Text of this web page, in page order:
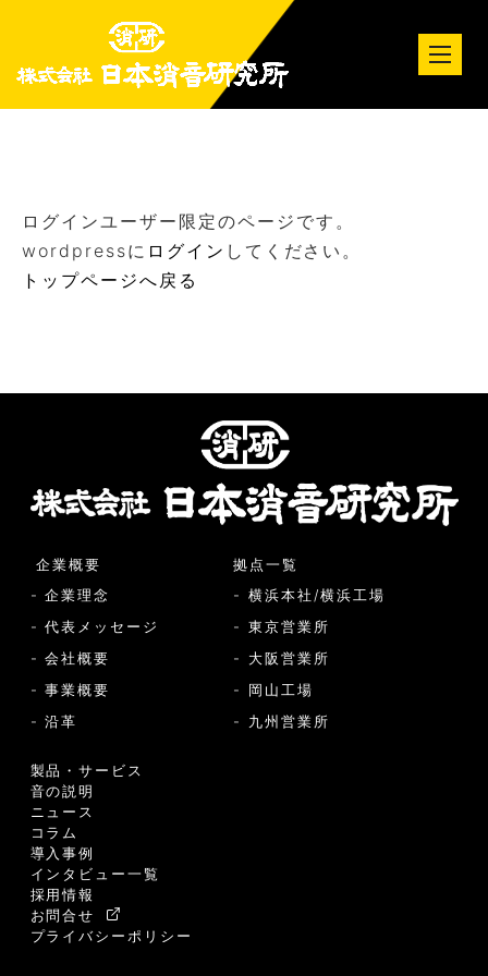
ログインユーザー限定のページです。
wordpressに ログイン してください。
トップページへ戻る
企業概要
- 企業理念
- 代表メッセージ
- 会社概要
- 事業概要
- 沿革
製品・サービス
音の説明
ニュース
コラム
導入事例
インタビュー一覧
採用情報
お問合せ
プライバシーポリシー
拠点一覧
- 横浜本社/横浜工場
- 東京営業所
- 大阪営業所
- 岡山工場
- 九州営業所